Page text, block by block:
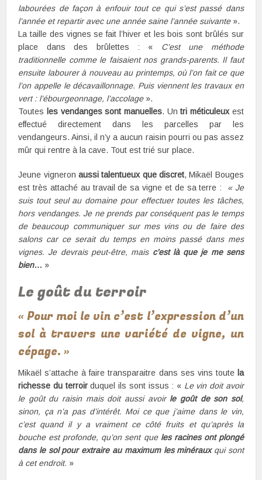
labourées de façon à enfouir tout ce qui s’est passé dans
l’année et repartir avec une année saine l’année suivante».
La taille des vignes se fait l’hiver et les bois sont brûlés sur
place dans des brûlettes : « C’est une méthode
traditionnelle comme le faisaient nos grands-parents. Il faut
ensuite labourer à nouveau au printemps, où l’on fait ce que
l’on appelle le décavaillonnage. Puis viennent les travaux en
vert : l’ébourgeonnage, l’accolage».
Toutes les vendanges sont manuelles. Untri méticuleuxest
effectué directement dans les parcelles par les
vendangeurs. Ainsi, il n’y a aucun raisin pourri ou pas assez
mûr qui rentre à la cave. Tout est trié sur place.
Jeune vigneron aussi talentueux que discret, Mikaël Bouges
est très attaché au travail de sa vigne et de sa terre : « Je
suis tout seul au domaine pour effectuer toutes les tâches,
hors vendanges. Je ne prends par conséquent pas le temps
de beaucoup communiquer sur mes vins ou de faire des
salons car ce serait du temps en moins passé dans mes
vignes. Je devrais peut-être, mais c’est là que je me sens
bien… »
Le goût du terroir
« Pour moi le vin c’est l’expression d’un
sol à travers une variété de vigne, un
cépage. »
Mikaël s’attache à faire transparaitre dans ses vins toutela
richesse du terroirduquel ils sont issus : « Le vin doit avoir
le goût du raisin mais doit aussi avoir le goût de son sol,
sinon, ça n’a pas d’intérêt. Moi ce que j’aime dans le vin,
c’est quand il y a vraiment ce côté fruits et qu’après la
bouche est profonde, qu’on sent que les racines ont plongé
dans le sol pour extraire au maximum les minérauxqui sont
à cet endroit. »